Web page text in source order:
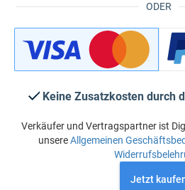
ODER
Keine Zusatzkosten durch
Verkäufer und Vertragspartner ist
unsereAllgemeinen
Jetzt